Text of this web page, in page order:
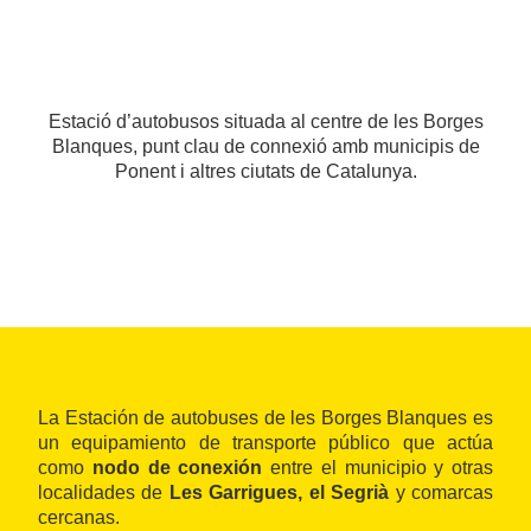
Estació d’autobusos situada al centre de les Borges
Blanques, punt clau de connexió amb municipis de
Ponent i altres ciutats de Catalunya.
La Estación de autobuses de les Borges Blanques es
un equipamiento de transporte público que actúa
como nodo de conexión entre el municipio y otras
localidades de Les Garrigues, el Segrià y comarcas
cercanas.